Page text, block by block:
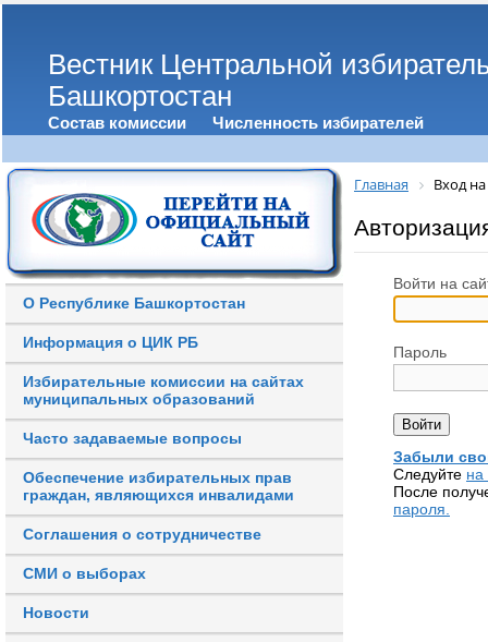
Вестник Центральной
Башкортостан
Состав комиссии Численность избирателей
О Республике Башкортостан
Информация о ЦИК РБ
Избирательные комиссии на сайтах
муниципальных образований
Часто задаваемые вопросы
Обеспечение избирательных прав
граждан, являющихся инвалидами
Соглашения о сотрудничестве
СМИ о выборах
Новости
Главная Вход на
Войти на
Пароль
Забыли
Следуйте на
После
пароля.